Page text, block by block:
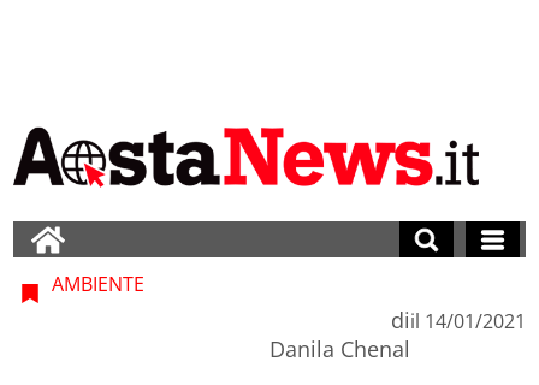
AMBIENTE
di
Danila Chenal
il 14/01/2021